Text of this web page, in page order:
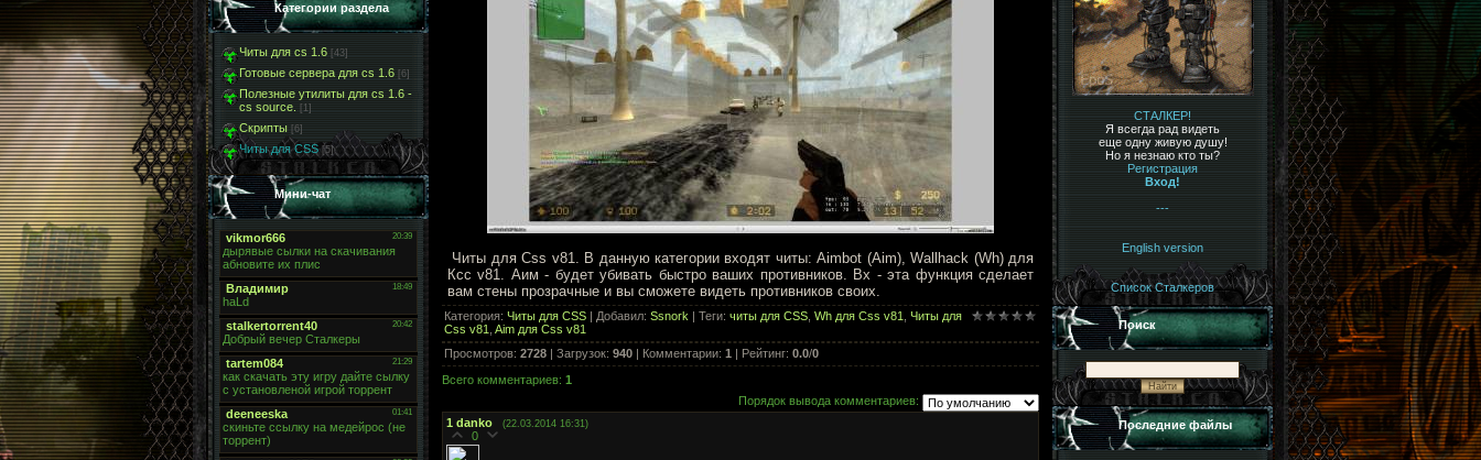
Категории раздела
Читы для cs 1.6 [43]
Готовые сервера для cs 1.6 [6]
Полезные утилиты для cs 1.6 -
cs source.
[1]
Скрипты [6]
Читы для CSS [5]
Мини-чат
Читы для Css v81. В данную категории входят читы: Aimbot (Aim), Wallhack (Wh) для
Ксс v81. Аим - будет убивать быстро ваших противников. Вх - эта функция сделает
вам стены прозрачные и вы сможете видеть противников своих.
Категория: Читы для CSS | Добавил: Ssnork | Теги: читы для CSS Wh для Css v81
Читы для
Css v81 Aim для Css v81
Просмотров: 2728 | Загрузок: 940 | Комментарии: 1 | Рейтинг: 0.0/0
Всего комментариев: 1
Порядок вывода комментариев:
1 danko (22.03.2014 16:31)
0
СТАЛКЕР!
Я всегда рад видеть
еще одну живую душу!
Но я незнаю кто ты?
Регистрация
Вход!
---
English version
Список Сталкеров
Поиск
Последние файлы